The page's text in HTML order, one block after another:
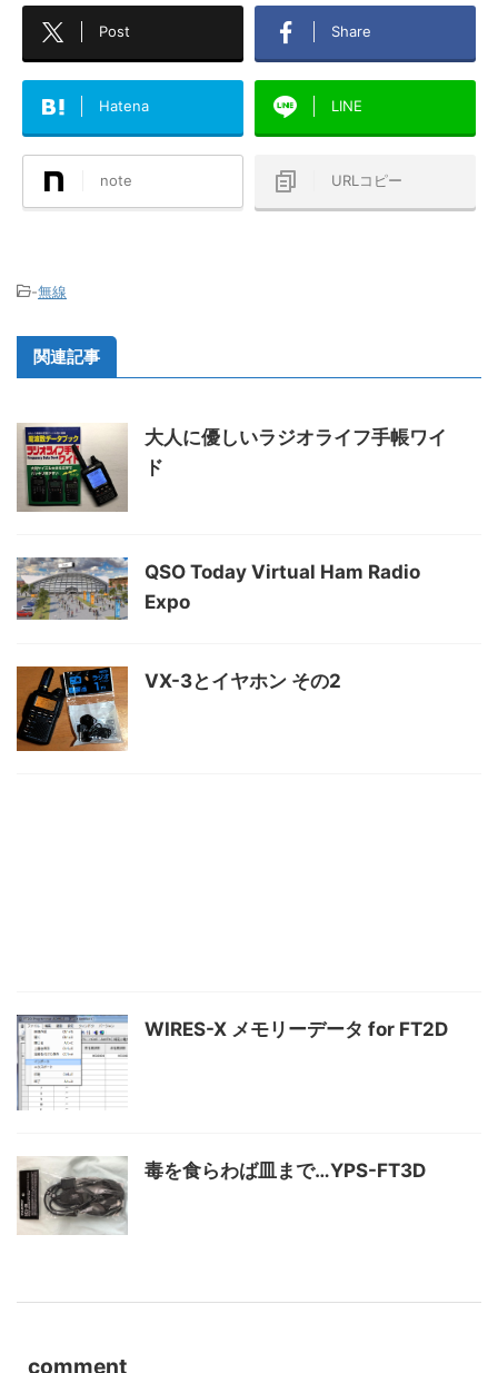
Post Share
Hatena LINE
note URLコピー
-無線
関連記事
大人に優しいラジオライフ手帳ワイ
ド
QSO Today Virtual Ham Radio
Expo
VX-3とイヤホン その2
WIRES-X メモリーデータ for FT2D
毒を食らわば皿まで…YPS-FT3D
comment